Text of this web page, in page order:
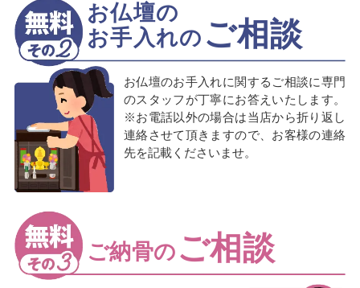
お仏壇の
お手入れの ご相談
お仏壇のお手入れに関するご相談に専門
のスタッフが丁寧にお答えいたします。
※お電話以外の場合は当店から折り返し
連絡させて頂きますので、お客様の連絡
先を記載くださいませ。
ご納骨の ご相談